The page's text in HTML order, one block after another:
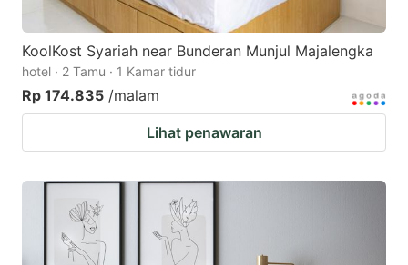
KoolKost Syariah near Bunderan Munjul Majalengka
hotel · 2 Tamu · 1 Kamar tidur
Rp 174.835 /malam
Lihat penawaran